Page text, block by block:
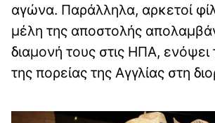
αγώνα. Παράλληλα, αρκετοί
μέλη της αποστολής
διαμονή τους στις ΗΠΑ, ενόψει
της πορείας της Αγγλίας στη